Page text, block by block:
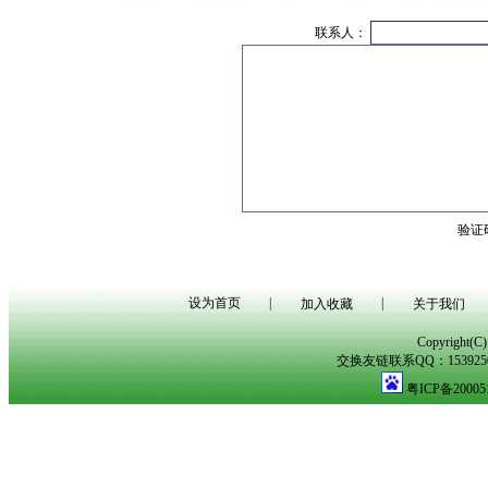
联系人：
验证
设为首页 加入收藏 关于我们
交换友链联系QQ：
粤ICP备